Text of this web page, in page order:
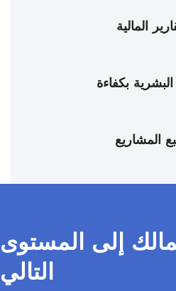
المالية
البشرية بكفاءة
المشاريع
إلى المستوى
التالي